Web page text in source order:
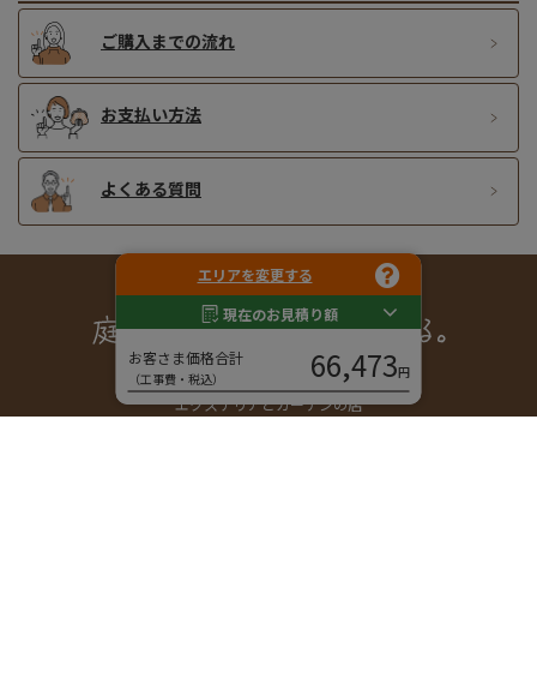
エリアを変更する
現在のお見積り額
お客さま価格合計
（工事費・税込） 66,473円
ご購入までの流れ
お支払い方法
よくある質問
エクステリアとガーデンの店